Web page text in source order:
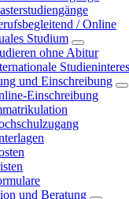
/ Online
Studium
ohne Abitur
und Einschreibung
Einschreibung
und Beratung